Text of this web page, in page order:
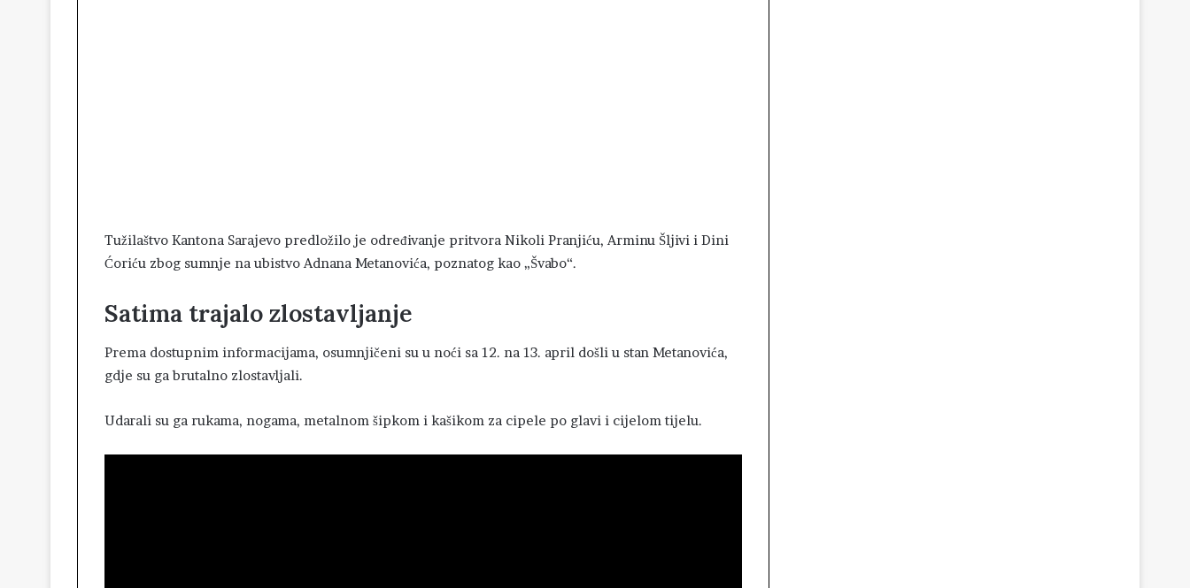
Tužilaštvo Kantona Sarajevo predložilo je određivanje pritvora Nikoli Pranjiću, Arminu Šljivi i Dini
Ćoriću zbog sumnje na ubistvo Adnana Metanovića, poznatog kao „Švabo“.
Satima trajalo zlostavljanje
Prema dostupnim informacijama, osumnjičeni su u noći sa 12. na 13. april došli u stan Metanovića,
gdje su ga brutalno zlostavljali.
Udarali su ga rukama, nogama, metalnom šipkom i kašikom za cipele po glavi i cijelom tijelu.